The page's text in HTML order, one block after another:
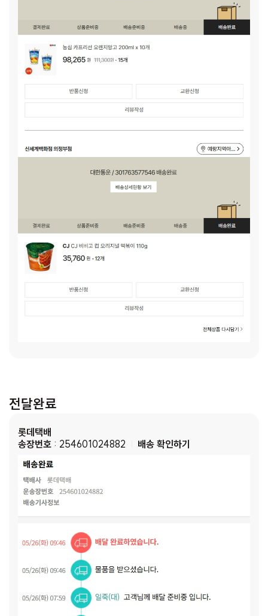
전달완료
롯데택배
송장번호 : 254601024882 배송 확인하기